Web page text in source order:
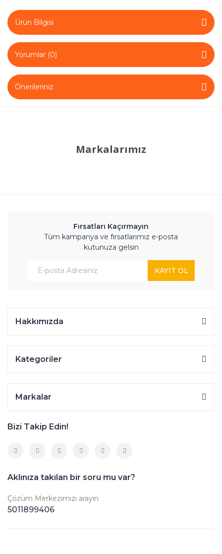
Ürün Bilgisi
Yorumlar (0)
Önerileriniz
Markalarımız
Fırsatları Kaçırmayın
Tüm kampanya ve fırsatlarımız e-posta
kutunuza gelsin
KAYIT OL
Hakkımızda
Kategoriler
Markalar
Bizi Takip Edin!
Aklınıza takılan bir soru mu var?
Çözüm Merkezimizi arayın
5011899406